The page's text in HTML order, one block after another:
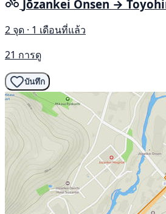
Jōzankei Onsen →
2 จุด · 1 เดือนที่แล้ว
21 การดู
บันทึก